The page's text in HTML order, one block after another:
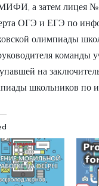
а затем лицея
ОГЭ и ЕГЭ по
олимпиады
на
школьников по